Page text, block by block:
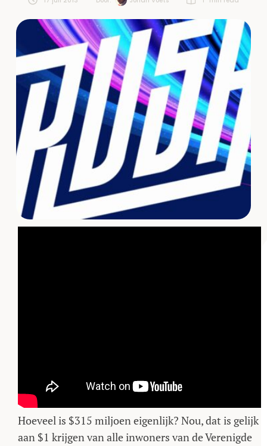
Hoeveel is $315 miljoen eigenlijk? Nou, dat is gelijk
aan $1 krijgen van alle inwoners van de Verenigde